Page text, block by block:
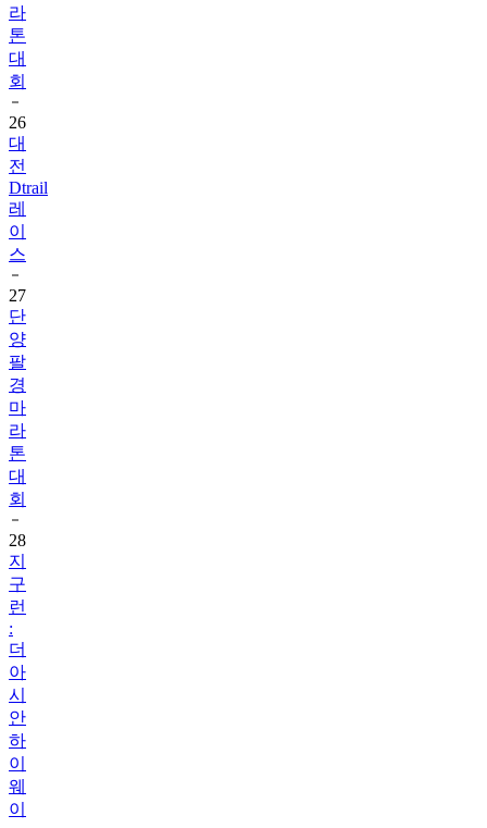
라
톤
대
회
26
대
전
Dtrail
레
이
스
27
단
양
팔
경
마
라
톤
대
회
28
지
구
런
:
더
아
시
안
하
이
웨
이